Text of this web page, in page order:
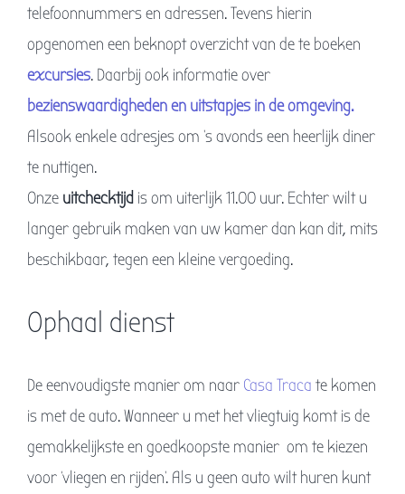
telefoonnummers en adressen. Tevens hierin
opgenomen een beknopt overzicht van de te boeken
excursies. Daarbij ook informatie over
bezienswaardigheden en uitstapjes in de omgeving.
Alsook enkele adresjes om ’s avonds een heerlijk diner
te nuttigen.
Onze uitchecktijd is om uiterlijk 11.00 uur. Echter wilt u
langer gebruik maken van uw kamer dan kan dit, mits
beschikbaar, tegen een kleine vergoeding.
Ophaal dienst
De eenvoudigste manier om naar Casa Traca te komen
is met de auto. Wanneer u met het vliegtuig komt is de
gemakkelijkste en goedkoopste manier om te kiezen
voor ‘vliegen en rijden’. Als u geen auto wilt huren kunt